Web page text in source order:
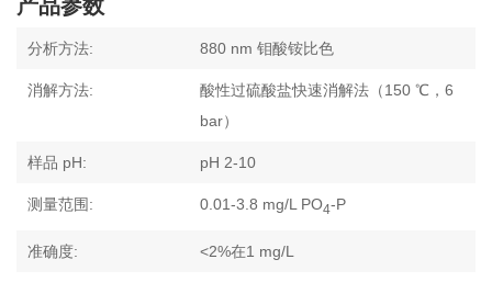
产品参数
分析方法: 880 nm 钼酸铵比色
消解方法:
酸性过硫酸盐快速消解法（150 ℃，6
bar）
样品 pH: pH 2-10
测量范围: 0.01-3.8 mg/L PO4-P
准确度: <2%在1 mg/L